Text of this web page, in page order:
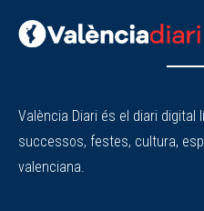
València Diari és el diari
successos, festes, cultura,
valenciana.